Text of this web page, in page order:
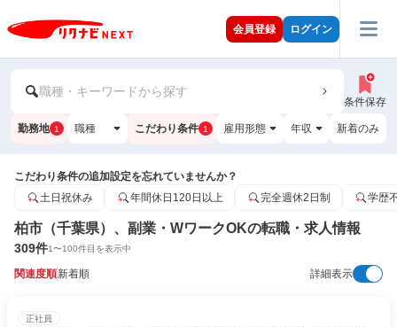
会員登録 ログイン
職種・キーワードから探す
条件保存
勤務地 1 職種 こだわり条件 1 雇用形態 年収 新着のみ
こだわり条件の追加設定を忘れていませんか？
土日祝休み
年間休日120日以上 完全週休2日制 学歴
柏市（千葉県）、副業・WワークOKの転職・求人情報
309件1〜100件目を表示中
関連度順新着順 詳細表示
正社員